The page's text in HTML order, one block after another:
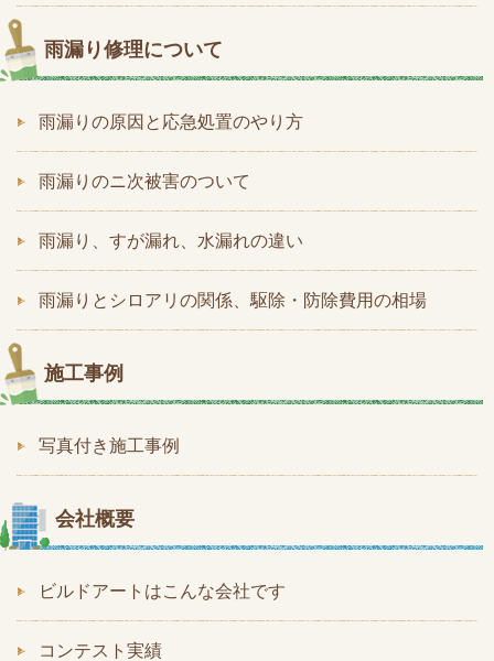
雨漏り修理について
雨漏りの原因と応急処置のやり方
雨漏りのニ次被害のついて
雨漏り、すが漏れ、水漏れの違い
雨漏りとシロアリの関係、駆除・防除費用の相場
施工事例
写真付き施工事例
会社概要
ビルドアートはこんな会社です
コンテスト実績